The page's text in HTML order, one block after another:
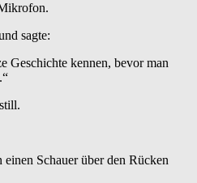
sagte:
Geschichte kennen, bevor man
Schauer über den Rücken